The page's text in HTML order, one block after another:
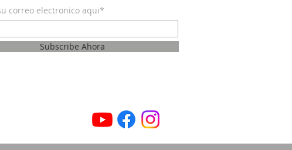
correo electronico aqui*
Subscribe Ahora